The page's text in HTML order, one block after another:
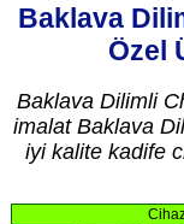
Baklava
Özel
Baklava Dilimli
imalat Baklava
iyi kalite kadife